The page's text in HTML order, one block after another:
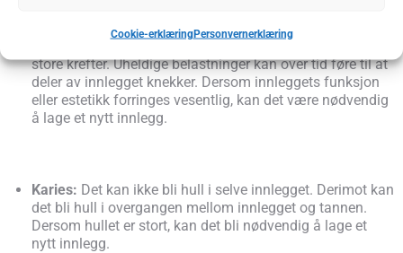
Cookie-erklæringPersonvernerklæring
store krefter. Uheldige belastninger kan over tid føre til at
deler av innlegget knekker. Dersom innleggets funksjon
eller estetikk forringes vesentlig, kan det være nødvendig
å lage et nytt innlegg.
Karies: Det kan ikke bli hull i selve innlegget. Derimot kan
det bli hull i overgangen mellom innlegget og tannen.
Dersom hullet er stort, kan det bli nødvendig å lage et
nytt innlegg.